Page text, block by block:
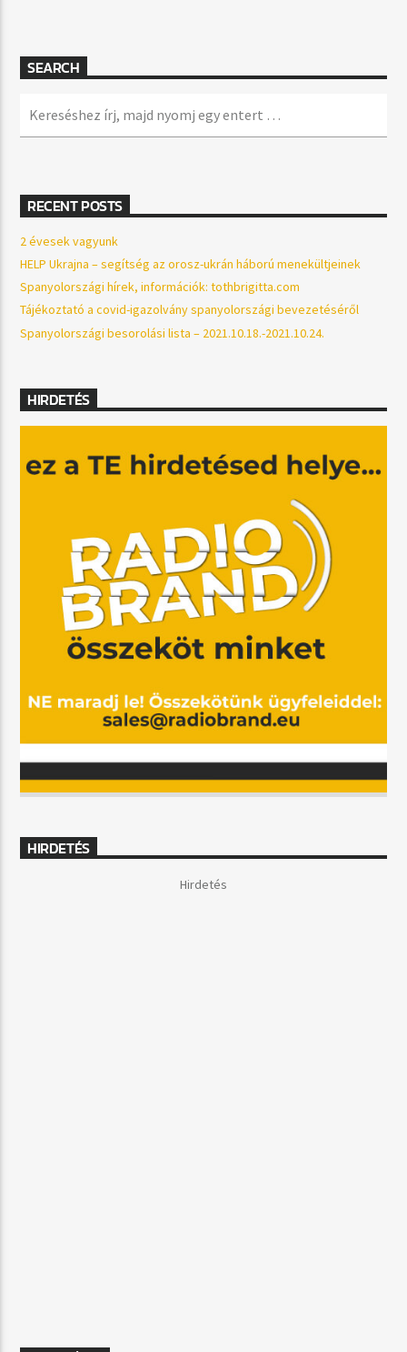
SEARCH
RECENT POSTS
2 évesek vagyunk
HELP Ukrajna – segítség az orosz-ukrán háború menekültjeinek
Spanyolországi hírek, információk: tothbrigitta.com
Tájékoztató a covid-igazolvány spanyolországi bevezetéséről
Spanyolországi besorolási lista – 2021.10.18.-2021.10.24.
HIRDETÉS
HIRDETÉS
Hirdetés